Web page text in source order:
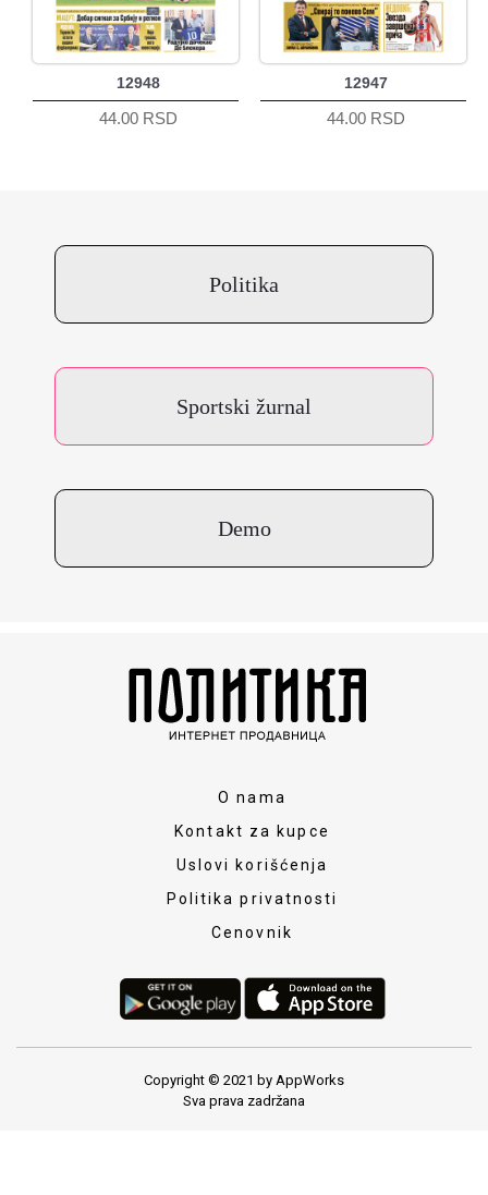
12948
44.00 RSD
12947
44.00 RSD
Politika
Sportski žurnal
Demo
O nama
Kontakt za kupce
Uslovi korišćenja
Politika privatnosti
Cenovnik
Copyright © 2021 by AppWorks
Sva prava zadržana